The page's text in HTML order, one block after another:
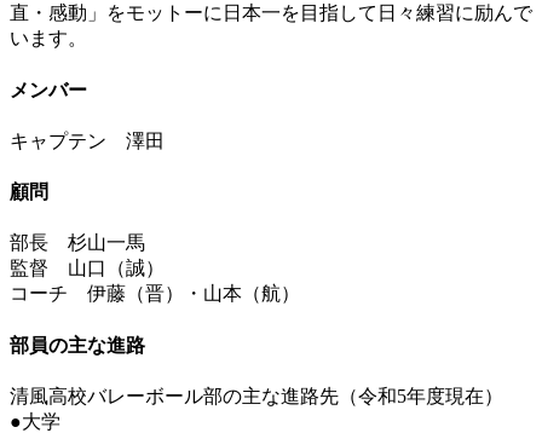
直・感動」をモットーに日本一を目指して日々練習に励んで
います。
メンバー
キャプテン 澤田
顧問
部長 杉山一馬
監督 山口（誠）
コーチ 伊藤（晋）・山本（航）
部員の主な進路
清風高校バレーボール部の主な進路先（令和5年度現在）
●大学